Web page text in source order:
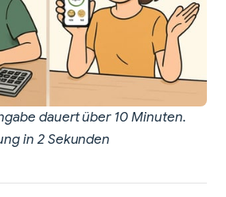
dauert über 10 Minuten.
in 2 Sekunden